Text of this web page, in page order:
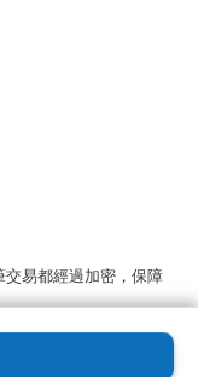
易都經過加密，保障
政策